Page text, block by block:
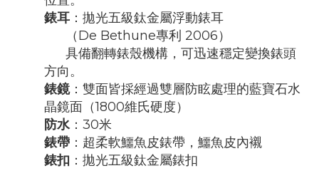
錶耳 ：拋光五級鈦金屬浮動錶耳
（De Bethune專利 2006）
具備翻轉錶殼機構，可迅速穩定變換錶頭
方向。
錶鏡：雙面皆採經過雙層防眩處理的藍寶石水
晶鏡面（1800維氏硬度）
防水 ：30米
錶帶 ：超柔軟鱷魚皮錶帶，鱷魚皮內襯
錶扣 ：拋光五級鈦金屬錶扣